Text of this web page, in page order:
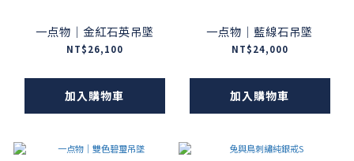
一点物｜金紅石英吊墜
NT$26,100
加入購物車
一点物｜藍線石吊墜
NT$24,000
加入購物車